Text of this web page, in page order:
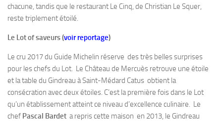
chacune, tandis que le restaurant Le Cinq, de Christian Le Squer,
reste triplement étoilé.
Le Lot of saveurs (voir reportage)
Le cru 2017 du Guide Michelin réserve des très belles surprises
pour les chefs du Lot. Le Château de Mercuès retrouve une étoile
et la table du Gindreau à Saint-Médard Catus obtient la
consécration avec deux étoiles. C’est la première fois dans le Lot
qu’un établissement atteint ce niveau d’excellence culinaire. Le
chef Pascal Bardet a repris cette maison en 2013, le Gindreau